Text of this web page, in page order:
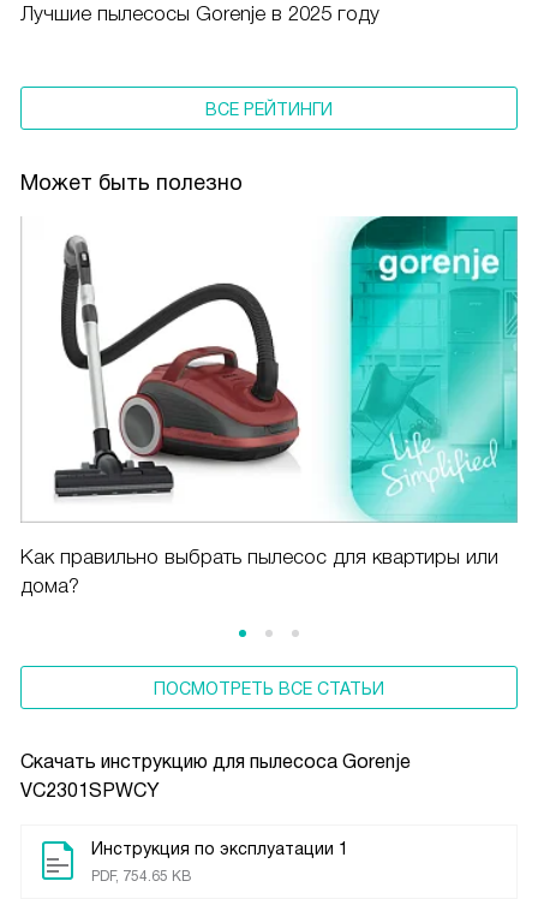
Скачать инструкцию для пылесоса Gorenje
VC2301SPWCY
Инструкция по эксплуатации 1
PDF, 754.65 KB
Лучшие пылесосы Gorenje в 2025 году
ВСЕ РЕЙТИНГИ
Может быть полезно
Как правильно выбрать пылесос для квартиры или
дома?
ПОСМОТРЕТЬ ВСЕ СТАТЬИ